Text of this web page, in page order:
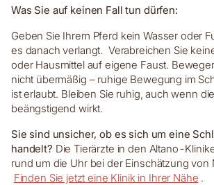
Was Sie auf keinen Fall tun dürfen:
Geben Sie Ihrem Pferd kein Wasser oder
es danach verlangt. Verabreichen Sie
oder Hausmittel auf eigene Faust.
nicht übermäßig – ruhige Bewegung im
ist erlaubt. Bleiben Sie ruhig, auch wenn
beängstigend wirkt.
Sie sind unsicher, ob es sich um eine
handelt? Die Tierärzte in den Altano-
rund um die Uhr bei der Einschätzung von
Finden Sie jetzt eine Klinik in Ihrer Nähe .